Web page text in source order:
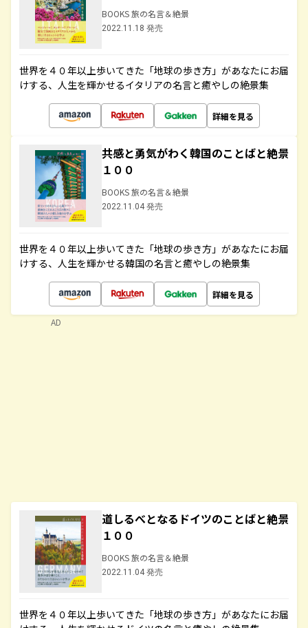
BOOKS 旅の名言＆絶景
2022.11.18 発売
世界を４０年以上歩いてきた「地球の歩き方」があなたにお届
けする、人生を輝かせるイタリアの名言と癒やしの絶景集
詳細を見る
共感と勇気がわく韓国のことばと絶景
１００
BOOKS 旅の名言＆絶景
2022.11.04 発売
世界を４０年以上歩いてきた「地球の歩き方」があなたにお届
けする、人生を輝かせる韓国の名言と癒やしの絶景集
詳細を見る
道しるべとなるドイツのことばと絶景
１００
BOOKS 旅の名言＆絶景
2022.11.04 発売
世界を４０年以上歩いてきた「地球の歩き方」があなたにお届
AD